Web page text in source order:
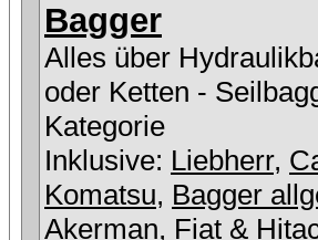
Bagger
Alles über
oder Ketten -
Kategorie
Inklusive: Liebherr,
Komatsu, Bagger
Akerman, Fiat &